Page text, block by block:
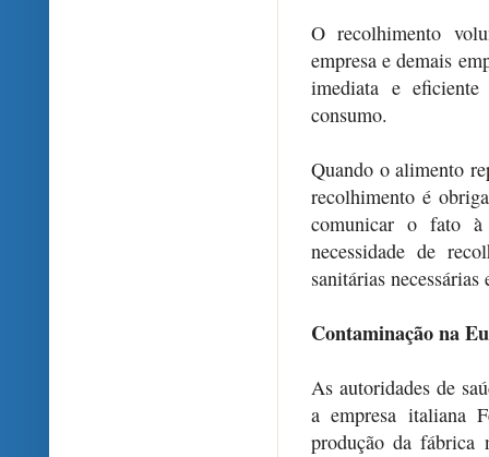
O recolhimento
empresa e demais
imediata e
consumo.
Quando o alimento
recolhimento é
comunicar o fato
necessidade de
sanitárias
Contaminação na
As autoridades de
a empresa italiana
produção da fábrica